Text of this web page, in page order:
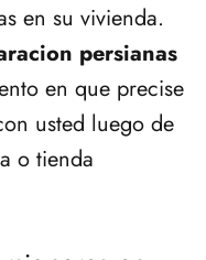
en su vivienda.
persianas
en que precise
usted luego de
o tienda